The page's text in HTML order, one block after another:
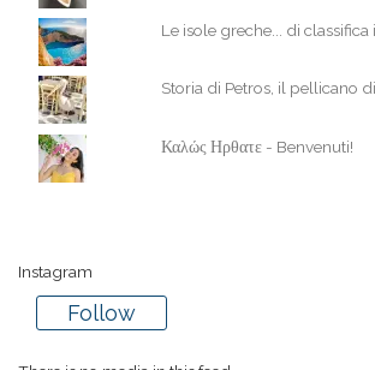
Le isole greche... di classifica
Storia di Petros, il pellicano
Καλώς Ηρθατε - Benvenuti!
Instagram
Follow